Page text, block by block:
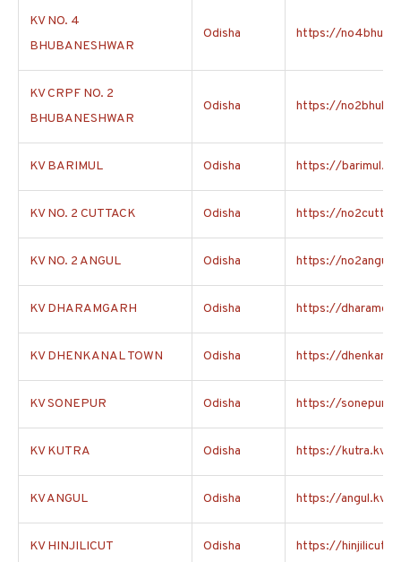
KV NO. 4
BHUBANESHWAR
Odisha https://
KV CRPF NO. 2
BHUBANESHWAR
Odisha https://
KV BARIMUL Odisha https://
KV NO. 2 CUTTACK Odisha https://
KV NO. 2 ANGUL Odisha https://
KV DHARAMGARH Odisha https://
KV DHENKANAL TOWN Odisha https://
KV SONEPUR Odisha https://
KV KUTRA Odisha https://
KV ANGUL Odisha https://
KV HINJILICUT Odisha https://